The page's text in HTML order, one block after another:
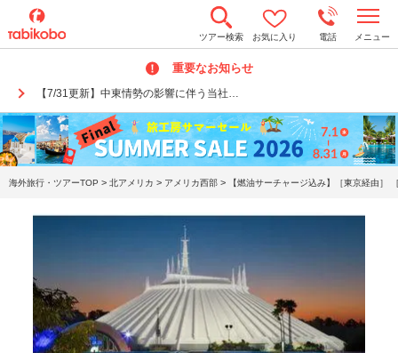
ツアー検索 お気に入り 電話 メニュー
重要なお知らせ
【7/31更新】中東情勢の影響に伴う当社…
o
n
a
v
i
g
a
t
海外旅行・ツアーTOP > 北アメリカ > アメリカ西部 > 【燃油サーチャージ込み】［東京経由